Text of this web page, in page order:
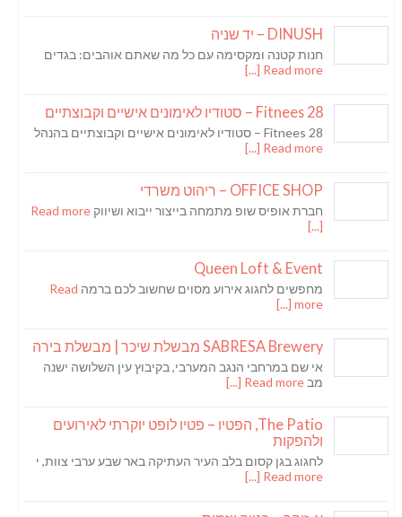
DINUSH – יד שניה
חנות קטנה ומקסימה עם כל מה שאתם אוהבים: בגדים
Read more [...]
Fitnees 28 – סטודיו לאימונים אישיים וקבוצתיים
Fitnees 28 – סטודיו לאימונים אישיים וקבוצתיים בהנהל
Read more [...]
OFFICE SHOP – ריהוט משרדי
חברת אופיס שופ מתמחה בייצור ייבוא ושיווק Read more
[...]
Queen Loft & Event
מחפשים לחגוג אירוע מסוים שחשוב לכם ברמה Read
more [...]
SABRESA Brewery מבשלת שיכר | מבשלת בירה
אי שם במרחבי הנגב המערבי, בקיבוץ עין השלושה ישנה
מב Read more [...]
The Patio, הפטיו – פטיו לופט יוקרתי לאירועים
ולהפקות
לחגוג בגן קסום בלב העיר העתיקה באר שבע ערבי צוות, י
Read more [...]